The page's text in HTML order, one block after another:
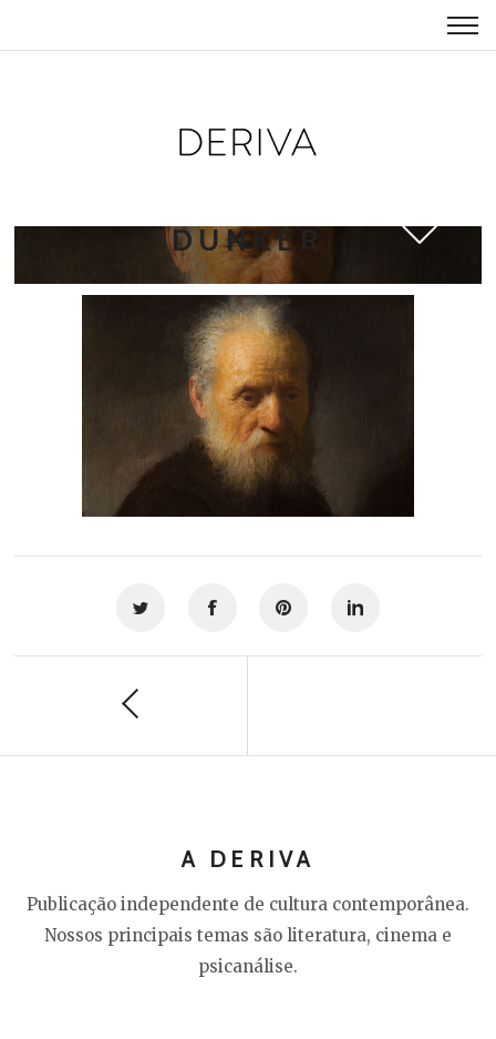
DUNKER
A DERIVA
Publicação independente de cultura contemporânea.
Nossos principais temas são literatura, cinema e
psicanálise.